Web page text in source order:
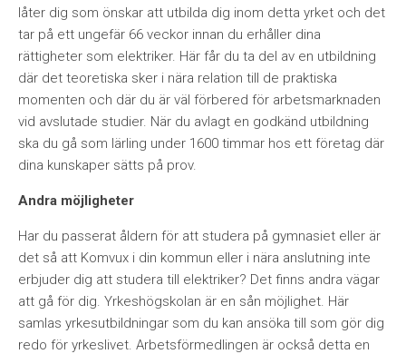
låter dig som önskar att utbilda dig inom detta yrket och det
tar på ett ungefär 66 veckor innan du erhåller dina
rättigheter som elektriker. Här får du ta del av en utbildning
där det teoretiska sker i nära relation till de praktiska
momenten och där du är väl förbered för arbetsmarknaden
vid avslutade studier. När du avlagt en godkänd utbildning
ska du gå som lärling under 1600 timmar hos ett företag där
dina kunskaper sätts på prov.
Andra möjligheter
Har du passerat åldern för att studera på gymnasiet eller är
det så att Komvux i din kommun eller i nära anslutning inte
erbjuder dig att studera till elektriker? Det finns andra vägar
att gå för dig. Yrkeshögskolan är en sån möjlighet. Här
samlas yrkesutbildningar som du kan ansöka till som gör dig
redo för yrkeslivet. Arbetsförmedlingen är också detta en